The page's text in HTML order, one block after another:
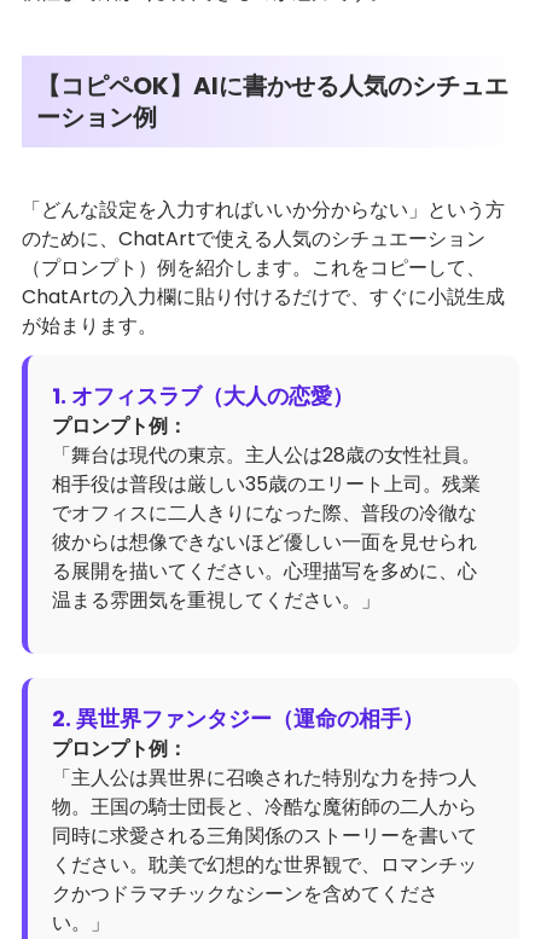
【コピペOK】AIに書かせる人気のシチュエ
ーション例
「どんな設定を入力すればいいか分からない」という方
のために、ChatArtで使える人気のシチュエーション
（プロンプト）例を紹介します。これをコピーして、
ChatArtの入力欄に貼り付けるだけで、すぐに小説生成
が始まります。
1. オフィスラブ（大人の恋愛）
プロンプト例：
「舞台は現代の東京。主人公は28歳の女性社員。
相手役は普段は厳しい35歳のエリート上司。残業
でオフィスに二人きりになった際、普段の冷徹な
彼からは想像できないほど優しい一面を見せられ
る展開を描いてください。心理描写を多めに、心
温まる雰囲気を重視してください。」
2. 異世界ファンタジー（運命の相手）
プロンプト例：
「主人公は異世界に召喚された特別な力を持つ人
物。王国の騎士団長と、冷酷な魔術師の二人から
同時に求愛される三角関係のストーリーを書いて
ください。耽美で幻想的な世界観で、ロマンチッ
クかつドラマチックなシーンを含めてくださ
い。」